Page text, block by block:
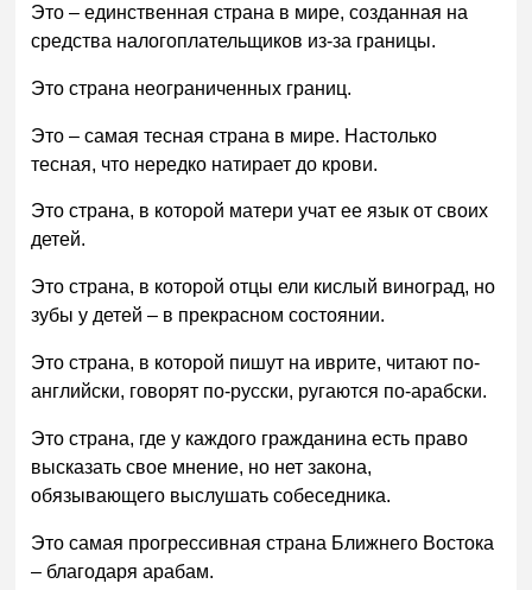
Это – единственная страна в мире, созданная на
средства налогоплательщиков из-за границы.
Это страна неограниченных границ.
Это – самая тесная страна в мире. Настолько
тесная, что нередко натирает до крови.
Это страна, в которой матери учат ее язык от своих
детей.
Это страна, в которой отцы ели кислый виноград, но
зубы у детей – в прекрасном состоянии.
Это страна, в которой пишут на иврите, читают по-
английски, говорят по-русски, ругаются по-арабски.
Это страна, где у каждого гражданина есть право
высказать свое мнение, но нет закона,
обязывающего выслушать собеседника.
Это самая прогрессивная страна Ближнего Востока
– благодаря арабам.